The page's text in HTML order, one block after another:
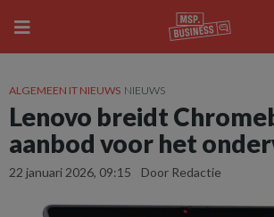
ALGEMEEN IT NIEUWS NIEUWS
Lenovo breidt
aanbod voor het
22 januari 2026, 09:15 Door Redactie